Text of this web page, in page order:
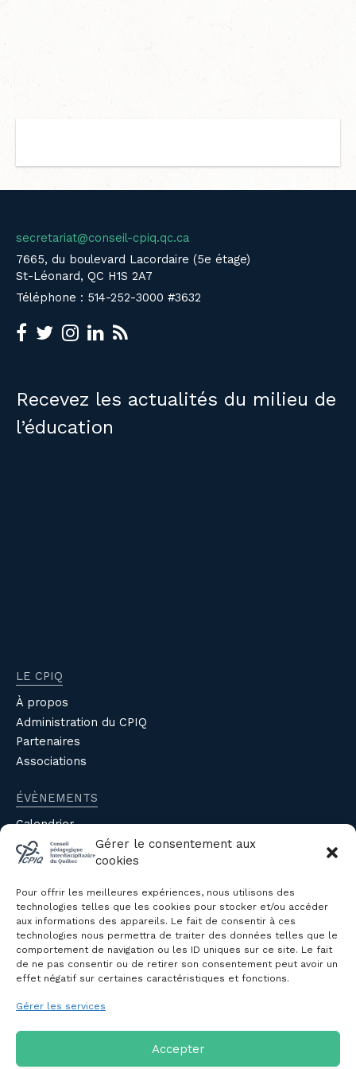
Gérer le consentement aux
cookies
Pour offrir les meilleures expériences, nous utilisons des
technologies telles que les cookies pour stocker et/ou accéder
aux informations des appareils. Le fait de consentir à ces
technologies nous permettra de traiter des données telles que le
comportement de navigation ou les ID uniques sur ce site. Le fait
de ne pas consentir ou de retirer son consentement peut avoir un
effet négatif sur certaines caractéristiques et fonctions.
Gérer les services
Accepter
secretariat@conseil-cpiq.qc.ca
7665, du boulevard Lacordaire (5e étage)
St-Léonard, QC H1S 2A7
Téléphone : 514-252-3000 #3632
Recevez les actualités du milieu de
l’éducation
LE CPIQ
À propos
Administration du CPIQ
Partenaires
Associations
ÉVÈNEMENTS
Calendrier
Évènements du CPIQ
Revue
Avis et mémoires
Autres publications
NOUS JOINDRE
Politique de confidentialité des
Politique de cookies (CA)